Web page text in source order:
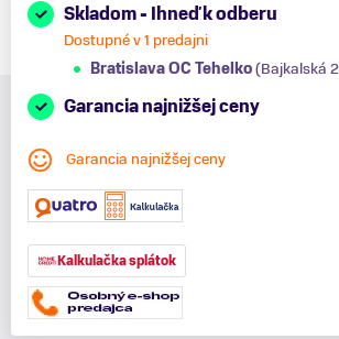
Skladom - Ihneď k odberu
Dostupné v 1 predajni
Bratislava OC Tehelko(Bajkalská
Garancia najnižšej ceny
Garancia najnižšej ceny
Kalkulačka splátok